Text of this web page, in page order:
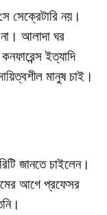
সেক্রেটারি নয়।
না। আলাদা ঘর
ইত্যাদি
মানুষ চাই।
জানতে চাইলেন।
আগে প্রফেসর